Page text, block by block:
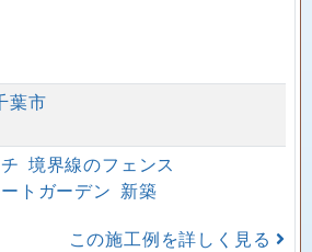
葉市
境界線のフェンス
トガーデン 新築
この施工例を詳しく見る